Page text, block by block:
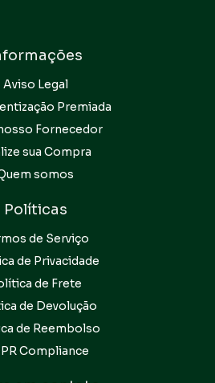
Aviso Legal
Premiada
Fornecedor
sua Compra
somos
Políticas
de Serviço
de Privacidade
de Frete
de Devolução
de Reembolso
Compliance